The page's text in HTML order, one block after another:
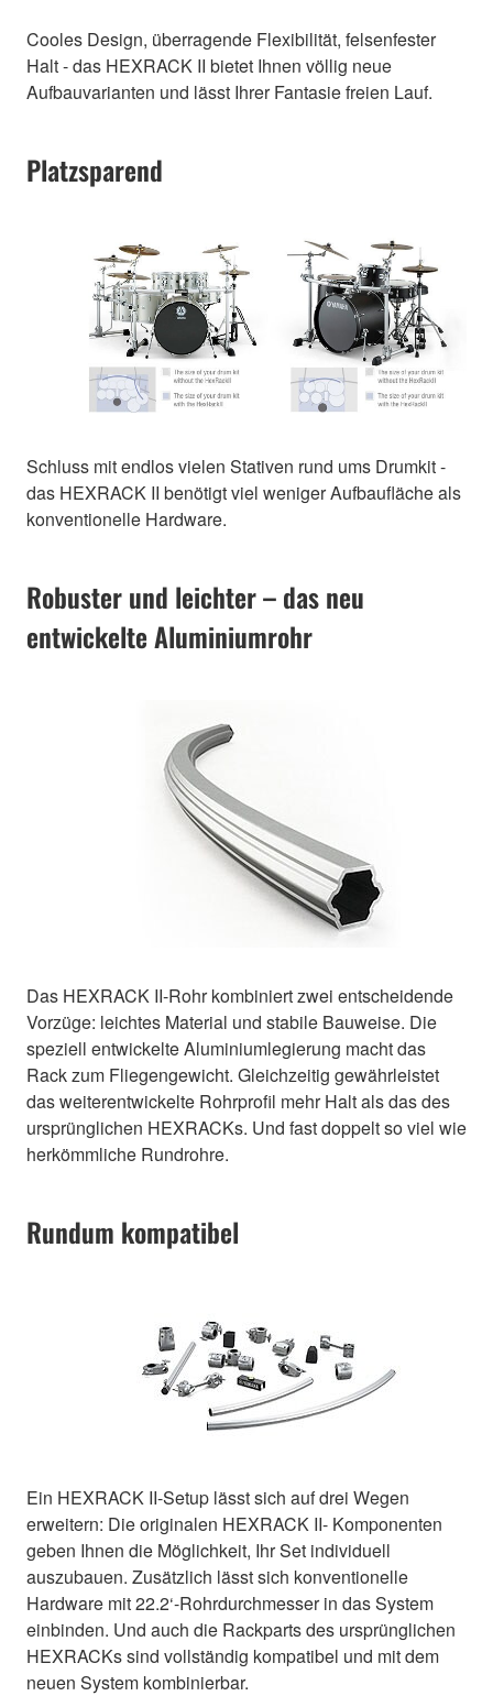
Cooles Design, überragende Flexibilität, felsenfester
Halt - das HEXRACK II bietet Ihnen völlig neue
Aufbauvarianten und lässt Ihrer Fantasie freien Lauf.
Platzsparend
Schluss mit endlos vielen Stativen rund ums Drumkit -
das HEXRACK II benötigt viel weniger Aufbaufläche als
konventionelle Hardware.
Robuster und leichter – das neu
entwickelte Aluminiumrohr
Das HEXRACK II-Rohr kombiniert zwei entscheidende
Vorzüge: leichtes Material und stabile Bauweise. Die
speziell entwickelte Aluminiumlegierung macht das
Rack zum Fliegengewicht. Gleichzeitig gewährleistet
das weiterentwickelte Rohrprofil mehr Halt als das des
ursprünglichen HEXRACKs. Und fast doppelt so viel wie
herkömmliche Rundrohre.
Rundum kompatibel
Ein HEXRACK II-Setup lässt sich auf drei Wegen
erweitern: Die originalen HEXRACK II- Komponenten
geben Ihnen die Möglichkeit, Ihr Set individuell
auszubauen. Zusätzlich lässt sich konventionelle
Hardware mit 22.2‘-Rohrdurchmesser in das System
einbinden. Und auch die Rackparts des ursprünglichen
HEXRACKs sind vollständig kompatibel und mit dem
neuen System kombinierbar.